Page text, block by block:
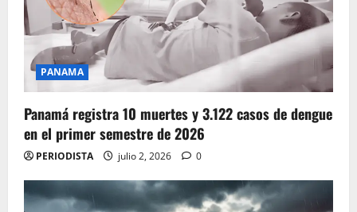
PANAMA
Panamá registra 10 muertes y 3.122 casos de dengue
en el primer semestre de 2026
PERIODISTA julio 2, 2026 0